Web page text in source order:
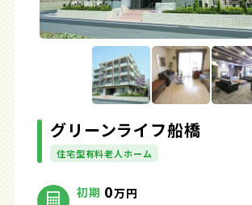
グリーンライフ船橋
住宅型有料老人ホーム
初期 0万円